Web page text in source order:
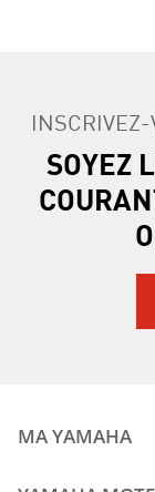
SOYEZ
MA YAMAHA
MANUELS